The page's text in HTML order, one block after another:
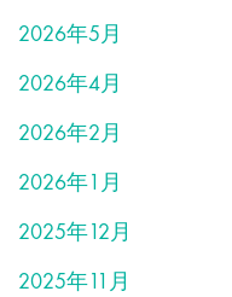
2026年5月
2026年4月
2026年2月
2026年1月
2025年12月
2025年11月